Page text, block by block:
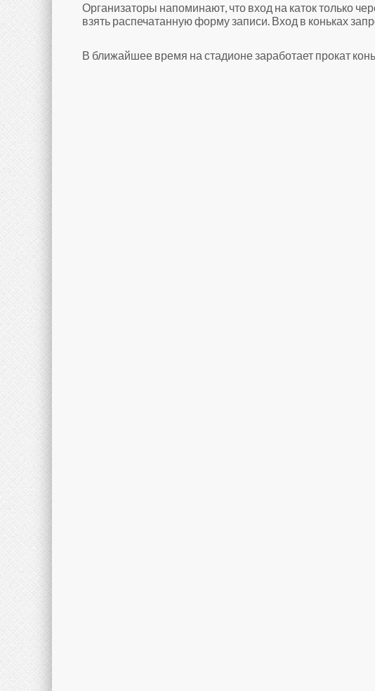
Организаторы напоминают, что вход на каток только
взять распечатанную форму записи. Вход в коньках
В ближайшее время на стадионе заработает прокат